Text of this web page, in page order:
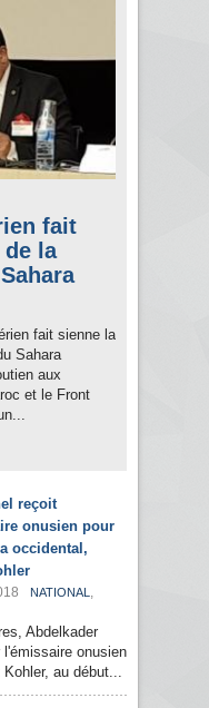
fait
la
fait sienne la
Sahara
aux
et le Front
reçoit
onusien pour
occidental,
NATIONAL ,
Abdelkader
onusien
au début...